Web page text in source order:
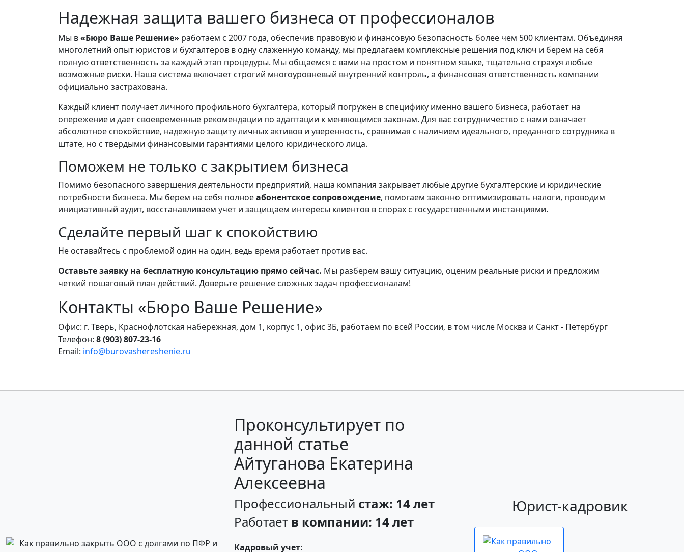
Надежная защита вашего бизнеса от профессионалов
Мы в«Бюро Ваше Решение» работаем с 2007 года, обеспечив правовую и финансовую безопасность более чем 500 клиентам. Объединяя
многолетний опыт юристов и бухгалтеров в одну слаженную команду, мы предлагаем комплексные решения под ключ и берем на себя
полную ответственность за каждый этап процедуры. Мы общаемся с вами на простом и понятном языке, тщательно страхуя любые
возможные риски. Наша система включает строгий многоуровневый внутренний контроль, а финансовая ответственность компании
официально застрахована.
Каждый клиент получает личного профильного бухгалтера, который погружен в специфику именно вашего бизнеса, работает на
опережение и дает своевременные рекомендации по адаптации к меняющимся законам. Для вас сотрудничество с нами означает
абсолютное спокойствие, надежную защиту личных активов и уверенность, сравнимая с наличием идеального, преданного сотрудника в
штате, но с твердыми финансовыми гарантиями целого юридического лица.
Поможем не только с закрытием бизнеса
Помимо безопасного завершения деятельности предприятий, наша компания закрывает любые другие бухгалтерские и юридические
потребности бизнеса. Мы берем на себя полноеабонентское сопровождение, помогаем законно оптимизировать налоги, проводим
инициативный аудит, восстанавливаем учет и защищаем интересы клиентов в спорах с государственными инстанциями.
Сделайте первый шаг к спокойствию
Не оставайтесь с проблемой один на один, ведь время работает против вас.
Оставьте заявку на бесплатную консультацию прямо сейчас. Мы разберем вашу ситуацию, оценим реальные риски и предложим
четкий пошаговый план действий. Доверьте решение сложных задач профессионалам!
Контакты «Бюро Ваше Решение»
Офис: г. Тверь, Краснофлотская набережная, дом 1, корпус 1, офис 3Б, работаем по всей России, в том числе Москва и Санкт - Петербург
Телефон: 8 (903) 807‑23‑16
Email: info@burovashereshenie.ru
Проконсультирует по
данной статье
Айтуганова Екатерина
Алексеевна
Профессиональный стаж: 14 лет
Работает в компании: 14 лет
Кадровый учет:
Юрист-кадровик